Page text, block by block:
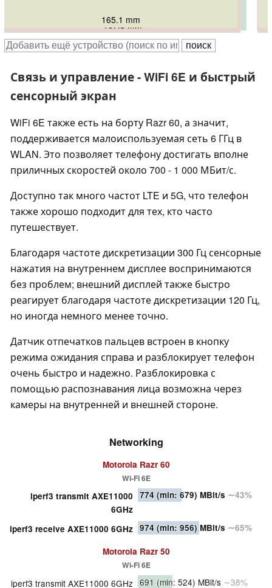
171.3 mm
171.3 mm
167.5 mm
167.3 mm
165.1 mm
Связь и управление - WiFi 6E и быстрый
сенсорный экран
WiFi 6E также есть на борту Razr 60, а значит,
поддерживается малоиспользуемая сеть 6 ГГц в
WLAN. Это позволяет телефону достигать вполне
приличных скоростей около 700 - 1 000 МБит/с.
Доступно так много частот LTE и 5G, что телефон
также хорошо подходит для тех, кто часто
путешествует.
Благодаря частоте дискретизации 300 Гц сенсорные
нажатия на внутреннем дисплее воспринимаются
без проблем; внешний дисплей также быстро
реагирует благодаря частоте дискретизации 120 Гц,
но иногда немного менее точно.
Датчик отпечатков пальцев встроен в кнопку
режима ожидания справа и разблокирует телефон
очень быстро и надежно. Разблокировка с
помощью распознавания лица возможна через
камеры на внутренней и внешней стороне.
Networking
Motorola Razr 60
Wi-Fi 6E
iperf3 transmit AXE11000
6GHz
774 (min: 679) MBit/s ∼43%
iperf3 receive AXE11000 6GHz 974 (min: 956) MBit/s ∼65%
Motorola Razr 50
Wi-Fi 6E
iperf3 transmit AXE11000 6GHz 691 (min: 524) MBit/s ∼38%